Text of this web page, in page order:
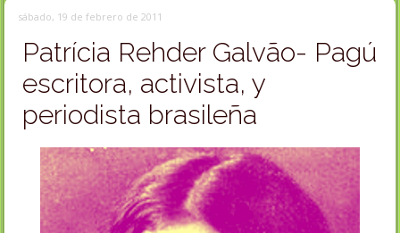
sábado, 19 de febrero de 2011
Patrícia Rehder Galvão- Pagú
escritora, activista, y
periodista brasileña